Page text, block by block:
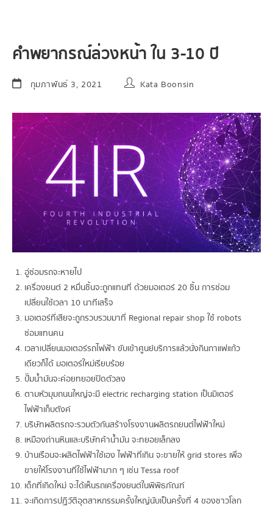
คำพยากรณ์ล่วงหน้า ใน 3-10 ปี
กุมภาพันธ์ 3, 2021 Kata Boonsin
อู่ซ่อมรถจะหายไป
เครื่องยนต์ 2 หมื่นชิ้นจะถูกแทนที่ ด้วยมอเตอร์ 20 ชิ้น การซ่อม
เปลี่ยนใช้เวลา 10 นาทีเสร็จ
มอเตอร์ที่เสียจะถูกรวบรวมมาที่ Regional repair shop ใช้ robots
ซ่อมแทนคน
เวลาเปลี่ยนมอเตอร์รถไฟฟ้า ขับเข้าศูนย์บริการแล้วนั่งกินกาแฟแก้ว
เดียวก็ได้ มอเตอร์ใหม่เรียบร้อย
ปั๊มน้ำมันจะค่อยทยอยปิดตัวลง
ตามหัวมุมถนนใหญ่จะมี electric recharging station เป็นมิเตอร์
ไฟฟ้าเก็บตังค์
บริษัทผลิตรถจะรวมตัวกันสร้างโรงงานผลิตรถยนต์ไฟฟ้าใหม่
เหมืองถ่านหินและบริษัทค้าน้ำมัน จะทยอยเล็กลง
บ้านเรือนจะผลิตไฟฟ้าใช้เอง ไฟฟ้าที่เกิน จะขายให้ grid stores เพื่อ
ขายให้โรงงานที่ใช้ไฟฟ้ามาก ๆ เช่น Tessa roof
เด็กที่เกิดใหม่ จะได้เห็นรถเครื่องยนต์ในพิพิธภัณฑ์
จะเกิดการปฏิวัติอุตสาหกรรมครั้งใหญ่นับเป็นครั้งที่ 4 ของชาวโลก